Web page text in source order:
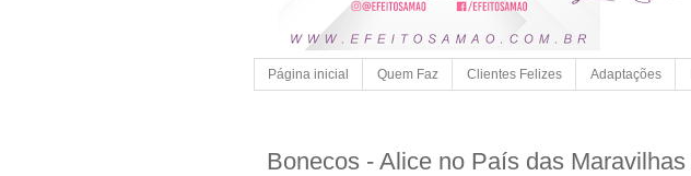
Página inicial Quem Faz Clientes Felizes Adaptações
Bonecos - Alice no País das Maravilhas